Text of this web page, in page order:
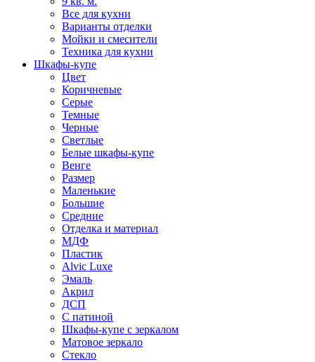
Все для кухни
Варианты отделки
Мойки и смесители
Техника для кухни
Шкафы-купе
Цвет
Коричневые
Серые
Темные
Черные
Светлые
Белые шкафы-купе
Венге
Размер
Маленькие
Большие
Средние
Отделка и материал
МДФ
Пластик
Alvic Luxe
Эмаль
Акрил
ДСП
С патиной
Шкафы-купе с зеркалом
Матовое зеркало
Стекло